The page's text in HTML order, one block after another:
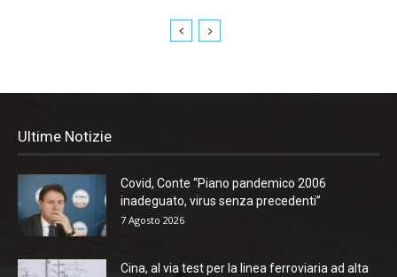
Ultime Notizie
Covid, Conte “Piano pandemico 2006
inadeguato, virus senza precedenti”
7 Agosto 2026
Cina, al via test per la linea ferroviaria ad alta